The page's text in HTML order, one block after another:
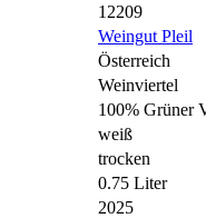
12209
Weingut Pleil
Österreich
Weinviertel
100% Grüner
weiß
trocken
0.75 Liter
2025